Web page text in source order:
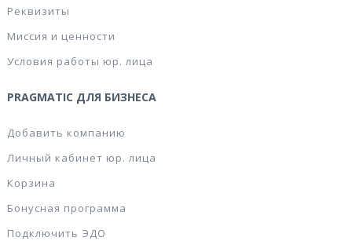
Реквизиты
Миссия и ценности
Условия работы юр. лица
PRAGMATIC ДЛЯ БИЗНЕСА
Добавить компанию
Личный кабинет юр. лица
Корзина
Бонусная программа
Подключить ЭДО